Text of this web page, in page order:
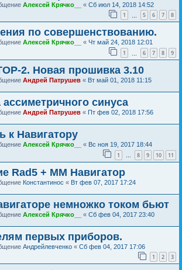
Алексей Крячко__ « Сб июл 14, 2018 14:52
1 5 6 7 8
по совершенствованию.
Алексей Крячко__ « Чт май 24, 2018 12:01
1 6 7 8 9
2. Новая прошивка 3.10
Андрей Патрушев « Вт май 01, 2018 11:15
синуса
Андрей Патрушев « Пт фев 02, 2018 17:56
к Навигатору
Алексей Крячко__ « Вс ноя 19, 2017 18:44
1 … 8 9 10 11
Rad5 + ММ Навигатор
Константинос « Вт фев 07, 2017 17:24
немножко током бьют
Алексей Крячко__ « Сб фев 04, 2017 23:40
первых приборов.
Андрейлевченко « Сб фев 04, 2017 17:06
1 2 3